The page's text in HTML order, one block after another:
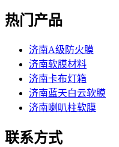
热门产品
济南A级防火膜
济南软膜材料
济南卡布灯箱
济南蓝天白云软膜
济南喇叭柱软膜
联系方式